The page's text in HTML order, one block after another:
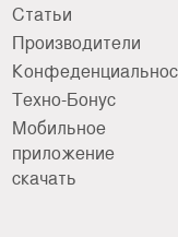
Статьи
Производители
Техно-Бонус
Мобильное
приложение
скачать